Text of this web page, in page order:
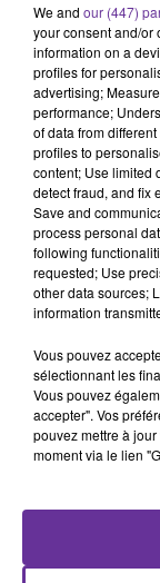
Un premier cas
concernant un
virus dans les
cas a aussi été
voisine.
En France, selon
sur un total de
depuis juin en
possibles", mais
AFP
We and our (447)
your consent and/or
information on a
profiles for
advertising;
performance;
of data from
profiles to
content; Use limited
detect fraud, and fix
Save and
process personal
following
requested; Use
other data sources;
information
Vous pouvez
sélectionnant les
Vous pouvez
accepter". Vos
pouvez mettre à
moment via le lien